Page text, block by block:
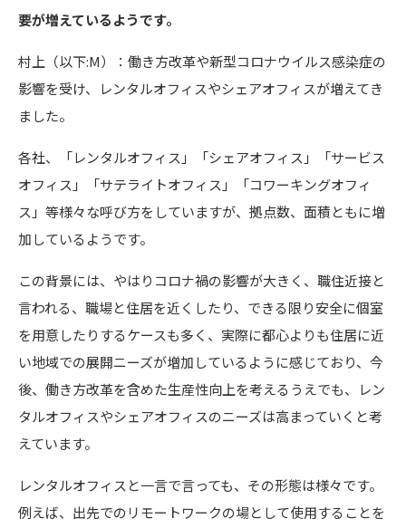
要が増えているようです。
村上（以下:M）：働き方改革や新型コロナウイルス感染症の
影響を受け、レンタルオフィスやシェアオフィスが増えてき
ました。
各社、「レンタルオフィス」「シェアオフィス」「サービス
オフィス」「サテライトオフィス」「コワーキングオフィ
ス」等様々な呼び方をしていますが、拠点数、面積ともに増
加しているようです。
この背景には、やはりコロナ禍の影響が大きく、職住近接と
言われる、職場と住居を近くしたり、できる限り安全に個室
を用意したりするケースも多く、実際に都心よりも住居に近
い地域での展開ニーズが増加しているように感じており、今
後、働き方改革を含めた生産性向上を考えるうえでも、レン
タルオフィスやシェアオフィスのニーズは高まっていくと考
えています。
レンタルオフィスと一言で言っても、その形態は様々です。
例えば、出先でのリモートワークの場として使用することを